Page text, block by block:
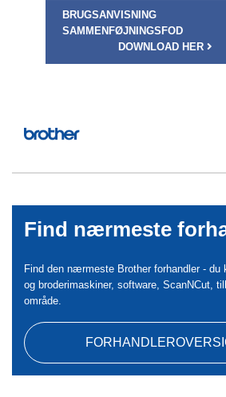
BRUGSANVISNING
SAMMENFØJNINGSFOD
DOWNLOAD HER
Find nærmeste
Find den nærmeste Brother forhandler - du
og broderimaskiner, software, ScanNCut,
område.